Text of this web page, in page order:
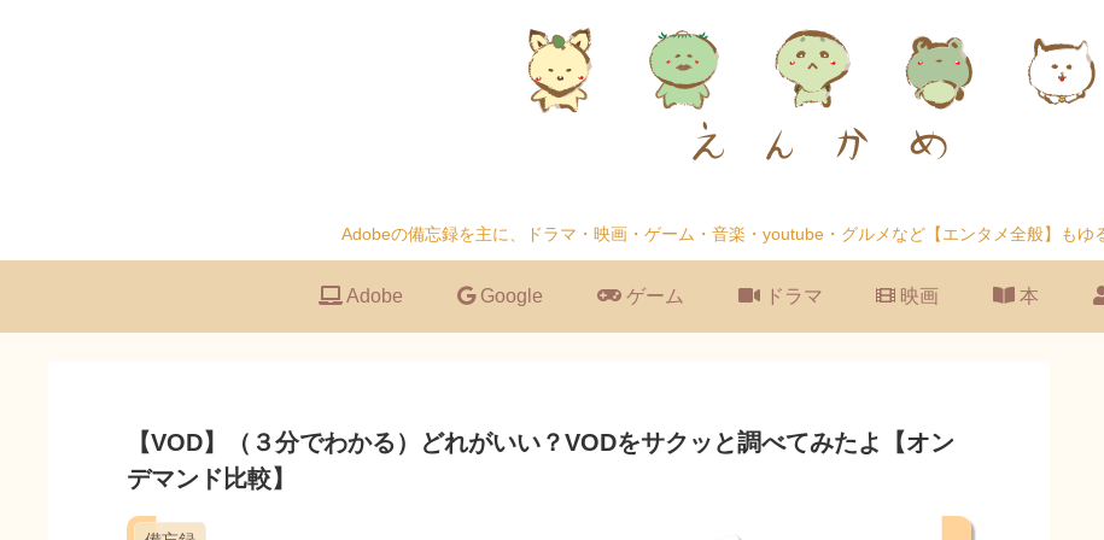
Adobeの備忘録を主に、ドラマ・映画・ゲーム・音楽・youtube・グルメなど【エンタメ全般】もゆ
Adobe Google ゲーム ドラマ 映画 本
【VOD】（３分でわかる）どれがいい？VODをサクッと調べてみたよ【オン
デマンド比較】